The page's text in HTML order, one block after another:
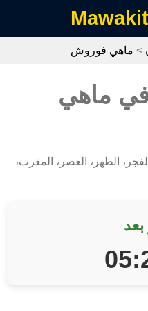
> ماهي فوروش
في ماهي
الظهر، العصر، المغرب،
بعد